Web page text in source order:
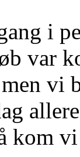
i
var
vi
kom